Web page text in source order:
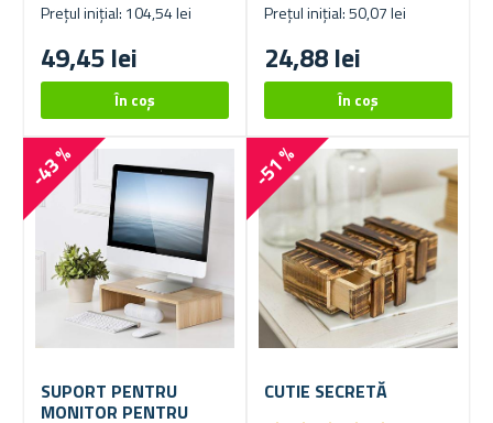
Prețul inițial: 104,54 lei
49,45 lei
Prețul inițial: 50,07 lei
24,88 lei
-43 %
SUPORT PENTRU
MONITOR PENTRU
-51 %
CUTIE SECRETĂ